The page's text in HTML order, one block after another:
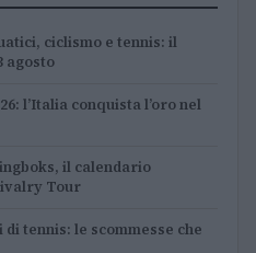
ciclismo e tennis: il
agosto
l’Italia conquista l’oro nel
il calendario
Tour
tennis: le scommesse che